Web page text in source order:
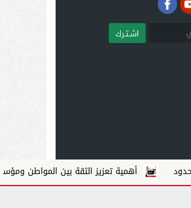
اشـتـرك
أهمية تعزيز الثقة بين المواطن ومؤسسات